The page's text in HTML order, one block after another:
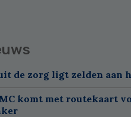
de zorg ligt zelden aan
komt met routekaart